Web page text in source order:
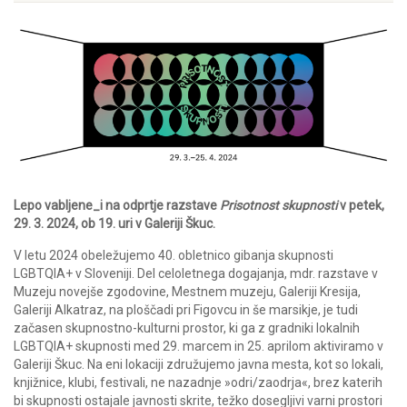
Lepo vabljene_i na odprtje razstave Prisotnost skupnostiv petek,
29. 3. 2024, ob 19. uri v Galeriji Škuc.
V letu 2024 obeležujemo 40. obletnico gibanja skupnosti
LGBTQIA+ v Sloveniji. Del celoletnega dogajanja, mdr. razstave v
Muzeju novejše zgodovine, Mestnem muzeju, Galeriji Kresija,
Galeriji Alkatraz, na ploščadi pri Figovcu in še marsikje, je tudi
začasen skupnostno-kulturni prostor, ki ga z gradniki lokalnih
LGBTQIA+ skupnosti med 29. marcem in 25. aprilom aktiviramo v
Galeriji Škuc. Na eni lokaciji združujemo javna mesta, kot so lokali,
knjižnice, klubi, festivali, ne nazadnje »odri/zaodrja«, brez katerih
bi skupnosti ostajale javnosti skrite, težko dosegljivi varni prostori